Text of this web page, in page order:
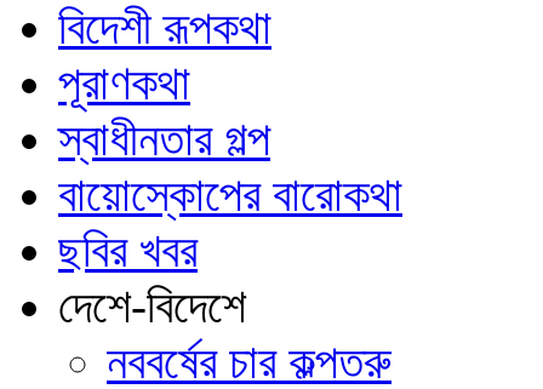
বিদেশী রূপকথা
পূরাণকথা
স্বাধীনতার গল্প
বায়োস্কোপের বারোকথা
ছবির খবর
দেশে-বিদেশে
নববর্ষের চার কল্পতরু